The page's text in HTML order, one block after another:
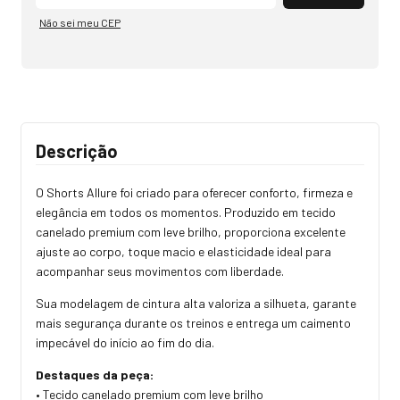
Não sei meu CEP
Descrição
O Shorts Allure foi criado para oferecer conforto, firmeza e
elegância em todos os momentos. Produzido em tecido
canelado premium com leve brilho, proporciona excelente
ajuste ao corpo, toque macio e elasticidade ideal para
acompanhar seus movimentos com liberdade.
Sua modelagem de cintura alta valoriza a silhueta, garante
mais segurança durante os treinos e entrega um caimento
impecável do início ao fim do dia.
Destaques da peça:
• Tecido canelado premium com leve brilho